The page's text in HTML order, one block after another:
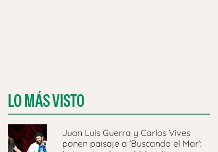
LO MÁS VISTO
Juan Luis Guerra y Carlos Vives
ponen paisaje a ‘Buscando el Mar’: